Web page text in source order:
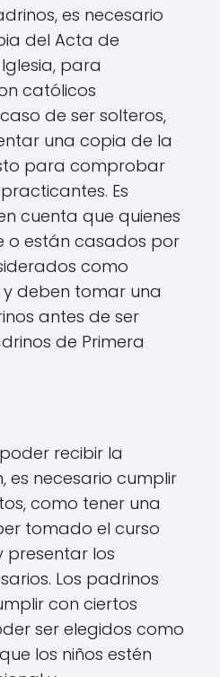
es necesario
del Acta de
para
católicos
de ser solteros,
una copia de la
para comprobar
Es
cuenta que quienes
o están casados por
como
deben tomar una
antes de ser
de Primera
recibir la
es necesario cumplir
como tener una
tomado el curso
presentar los
Los padrinos
con ciertos
ser elegidos como
los niños estén